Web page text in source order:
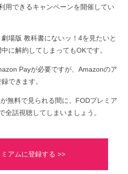
用できるキャンペーンを開催してい
場版 教科書にないッ！4を見たいと
に解約してしまってもOKです。
Payが必要ですが、Amazonのア
できます。
無料で見られる間に、FODプレミア
全話視聴してしまいましょう。
アムに登録する >>